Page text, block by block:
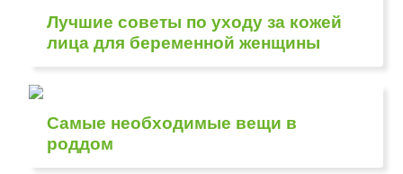
Лучшие советы по уходу за кожей
лица для беременной женщины
Самые необходимые вещи в
роддом